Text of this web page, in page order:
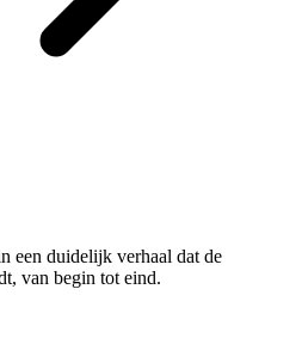
een duidelijk verhaal dat de
van begin tot eind.